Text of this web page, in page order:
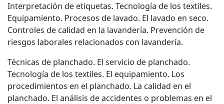
Interpretación de etiquetas. Tecnología de los textiles.
Equipamiento. Procesos de lavado. El lavado en seco.
Controles de calidad en la lavandería. Prevención de
riesgos laborales relacionados con lavandería.
Técnicas de planchado. El servicio de planchado.
Tecnología de los textiles. El equipamiento. Los
procedimientos en el planchado. La calidad en el
planchado. El análisis de accidentes o problemas en el